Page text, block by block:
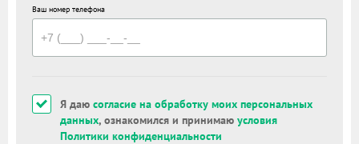
Ваш номер телефона
Я даю согласие на обработку моих персональных
данных, ознакомился и принимаю условия
Политики конфиденциальности